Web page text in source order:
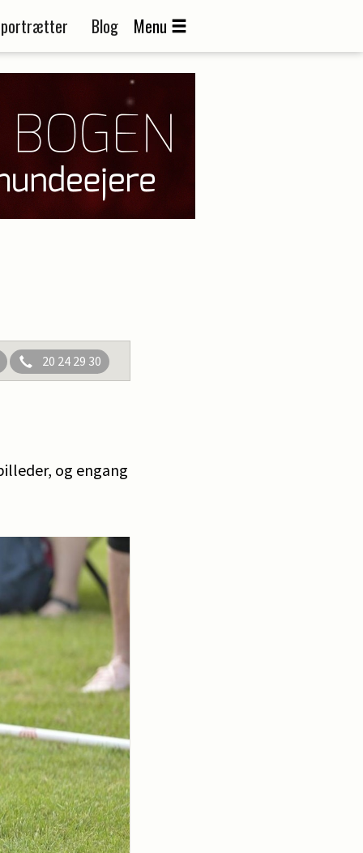
Blog Menu
20 24 29 30
og engang